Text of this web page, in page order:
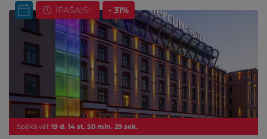
Spēkā vēl: 19 d. 14 st. 50 min. 27 sek.
ĪPAŠAIS! - 31%